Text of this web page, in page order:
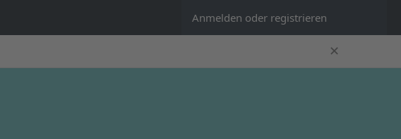
✕
Anmelden oder registrieren